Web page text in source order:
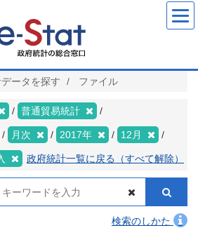
ータを探す ファイル
普通貿易統計
月次 2017年 12月
政府統計一覧に戻る（すべて解除）
検索のしかた